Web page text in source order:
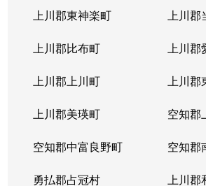
上川郡東神楽町 上川郡
上川郡比布町 上川郡
上川郡上川町 上川郡
上川郡美瑛町 空知郡
空知郡中富良野町 空知郡
勇払郡占冠村 上川郡